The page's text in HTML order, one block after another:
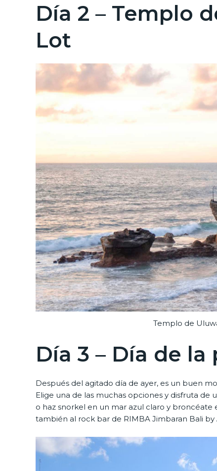
Día 2 – Templo
Lot
Templo de
Día 3 – Día de la
Después del agitado día de ayer, es un buen
Elige una de las muchas opciones y disfruta de
o haz snorkel en un mar azul claro y broncéate
también al rock bar de RIMBA Jimbaran Bali by